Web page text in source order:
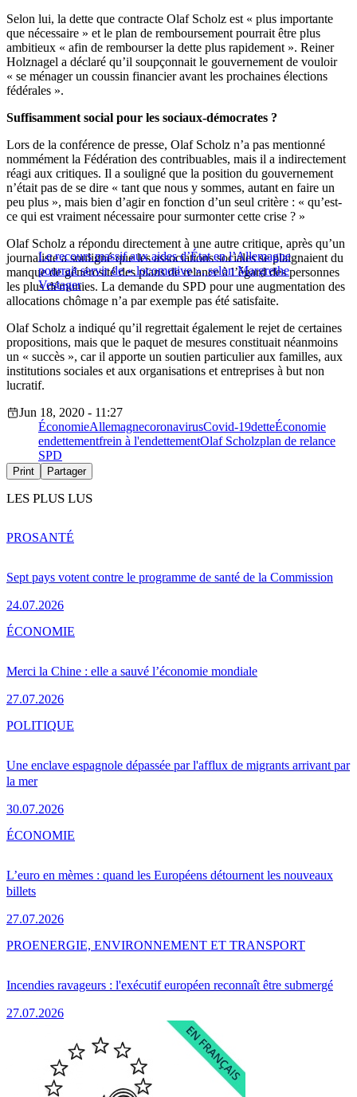
Selon lui, la dette que contracte Olaf Scholz est « plus importante
que nécessaire » et le plan de remboursement pourrait être plus
ambitieux « afin de rembourser la dette plus rapidement ». Reiner
Holznagel a déclaré qu’il soupçonnait le gouvernement de vouloir
« se ménager un coussin financier avant les prochaines élections
fédérales ».
Suffisamment social pour les sociaux-démocrates ?
Lors de la conférence de presse, Olaf Scholz n’a pas mentionné
nommément la Fédération des contribuables, mais il a indirectement
réagi aux critiques. Il a souligné que la position du gouvernement
n’était pas de se dire « tant que nous y sommes, autant en faire un
peu plus », mais bien d’agir en fonction d’un seul critère : « qu’est-
ce qui est vraiment nécessaire pour surmonter cette crise ? »
Le recours massif aux aides d’État en l’Allemagne
pourrait servir de « locomotive », selon Margrethe
Vestager
Olaf Scholz a répondu directement à une autre critique, après qu’un
journaliste a souligné que les associations sociales se plaignaient du
manque de générosité des plans de relance à l’égard des personnes
les plus démunies. La demande du SPD pour une augmentation des
allocations chômage n’a par exemple pas été satisfaite.
Olaf Scholz a indiqué qu’il regrettait également le rejet de certaines
propositions, mais que le paquet de mesures constituait néanmoins
un « succès », car il apporte un soutien particulier aux familles, aux
institutions sociales et aux organisations et entreprises à but non
lucratif.
Jun 18, 2020 - 11:27
ÉconomieAllemagnecoronavirusCovid-19detteÉconomie
endettementfrein à l'endettementOlaf Scholzplan de relance
SPD
Print Partager
LES PLUS LUS
Sept pays votent contre le programme de santé de la Commission
24.07.2026
PROSANTÉ
Merci la Chine : elle a sauvé l’économie mondiale
27.07.2026
ÉCONOMIE
Une enclave espagnole dépassée par l'afflux de migrants arrivant par
la mer
30.07.2026
POLITIQUE
L’euro en mèmes : quand les Européens détournent les nouveaux
billets
27.07.2026
ÉCONOMIE
Incendies ravageurs : l'exécutif européen reconnaît être submergé
27.07.2026
PROENERGIE, ENVIRONNEMENT ET TRANSPORT